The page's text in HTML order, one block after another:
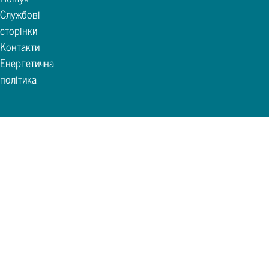
Службові
сторінки
Контакти
Енергетична
політика